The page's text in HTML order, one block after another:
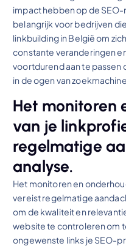
impact hebben op de
belangrijk voor bedrijven
linkbuilding in België om
constante veranderingen
voortdurend aan te
in de ogen van
Het monitoren
van je
regelmatige
analyse.
Het monitoren en
vereist regelmatige
om de kwaliteit en
website te controleren om
ongewenste links je SEO-